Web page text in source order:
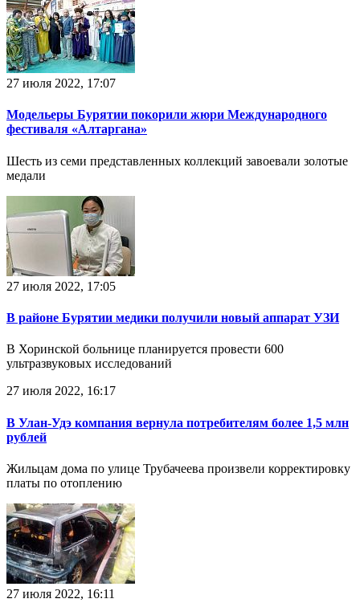
27 июля 2022, 17:07
Модельеры Бурятии покорили жюри Международного
фестиваля «Алтаргана»
Шесть из семи представленных коллекций завоевали золотые
медали
27 июля 2022, 17:05
В районе Бурятии медики получили новый аппарат УЗИ
В Хоринской больнице планируется провести 600
ультразвуковых исследований
27 июля 2022, 16:17
В Улан-Удэ компания вернула потребителям более 1,5 млн
рублей
Жильцам дома по улице Трубачеева произвели корректировку
платы по отоплению
27 июля 2022, 16:11